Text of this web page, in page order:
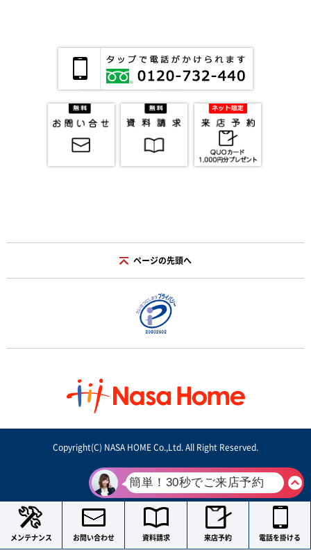
ページの先頭へ
Copyright(C) NASA HOME Co.,Ltd. All Right Reserved.
メンテナンス お問い合わせ 資料請求 来店予約 電話を掛ける